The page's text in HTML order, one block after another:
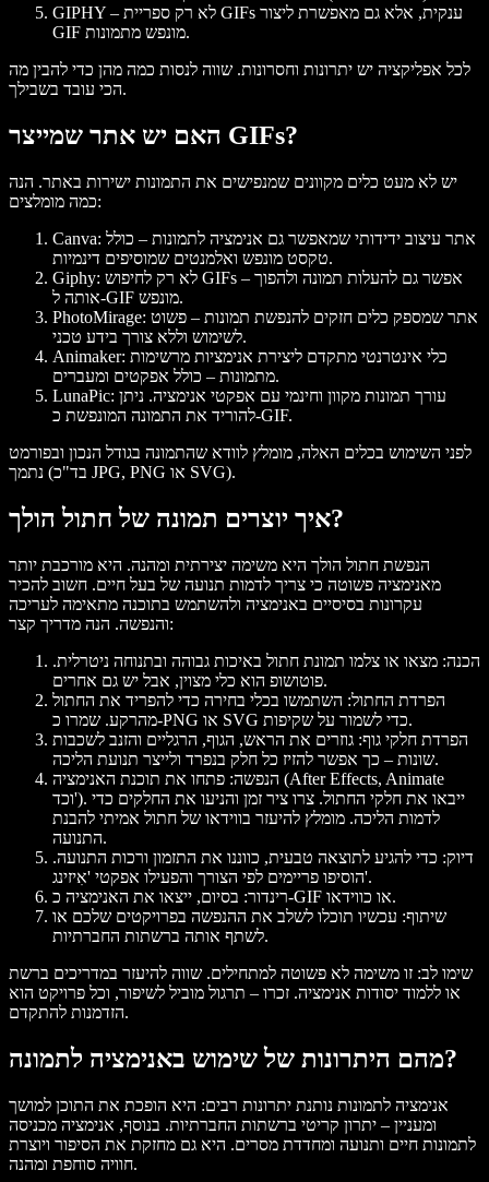
GIPHY – לא רק ספריית GIFs ענקית, אלא גם מאפשרת ליצור
GIF מונפש מתמונות.
לכל אפליקציה יש יתרונות וחסרונות. שווה לנסות כמה מהן כדי להבין מה
הכי עובד בשבילך.
האם יש אתר שמייצר GIFs?
יש לא מעט כלים מקוונים שמנפישים את התמונות ישירות באתר. הנה
כמה מומלצים:
Canva: אתר עיצוב ידידותי שמאפשר גם אנימציה לתמונות – כולל
טקסט מונפש ואלמנטים שמוסיפים דינמיות.
Giphy: לא רק לחיפוש GIFs – אפשר גם להעלות תמונה ולהפוך
אותה ל-GIF מונפש.
PhotoMirage: אתר שמספק כלים חזקים להנפשת תמונות – פשוט
לשימוש וללא צורך בידע טכני.
Animaker: כלי אינטרנטי מתקדם ליצירת אנימציות מרשימות
מתמונות – כולל אפקטים ומעברים.
LunaPic: עורך תמונות מקוון וחינמי עם אפקטי אנימציה. ניתן
להוריד את התמונה המונפשת כ-GIF.
לפני השימוש בכלים האלה, מומלץ לוודא שהתמונה בגודל הנכון ובפורמט
נתמך (בד"כ JPG, PNG או SVG).
איך יוצרים תמונה של חתול הולך?
הנפשת חתול הולך היא משימה יצירתית ומהנה. היא מורכבת יותר
מאנימציה פשוטה כי צריך לדמות תנועה של בעל חיים. חשוב להכיר
עקרונות בסיסיים באנימציה ולהשתמש בתוכנה מתאימה לעריכה
והנפשה. הנה מדריך קצר:
הכנה: מצאו או צלמו תמונת חתול באיכות גבוהה ובתנוחה ניטרלית.
פוטושופ הוא כלי מצוין, אבל יש גם אחרים.
הפרדת החתול: השתמשו בכלי בחירה כדי להפריד את החתול
מהרקע. שמרו כ-PNG או SVG כדי לשמור על שקיפות.
הפרדת חלקי גוף: גוזרים את הראש, הגוף, הרגליים והזנב לשכבות
שונות – כך אפשר להזיז כל חלק בנפרד ולייצר תנועת הליכה.
הנפשה: פתחו את תוכנת האנימציה (After Effects, Animate
וכד'). ייבאו את חלקי החתול. צרו ציר זמן והניעו את החלקים כדי
לדמות הליכה. מומלץ להיעזר בווידאו של חתול אמיתי להבנת
התנועה.
דיוק: כדי להגיע לתוצאה טבעית, כווננו את התזמון ורכות התנועה.
הוסיפו פריימים לפי הצורך והפעילו אפקטי 'אִיזינג'.
רינדור:
בסיום, ייצאו את האנימציה כ-GIF או כווידאו.
שיתוף: עכשיו תוכלו לשלב את ההנפשה בפרויקטים שלכם או
לשתף אותה ברשתות החברתיות.
שימו לב: זו משימה לא פשוטה למתחילים. שווה להיעזר במדריכים ברשת
או ללמוד יסודות אנימציה. זכרו – תרגול מוביל לשיפור, וכל פרויקט הוא
הזדמנות להתקדם.
מהם היתרונות של שימוש באנימציה לתמונה?
אנימציה לתמונות נותנת יתרונות רבים: היא הופכת את התוכן למושך
ומעניין – יתרון קריטי ברשתות החברתיות. בנוסף, אנימציה מכניסה
לתמונות חיים ותנועה ומחדדת מסרים. היא גם מחזקת את הסיפור ויוצרת
חוויה סוחפת ומהנה.